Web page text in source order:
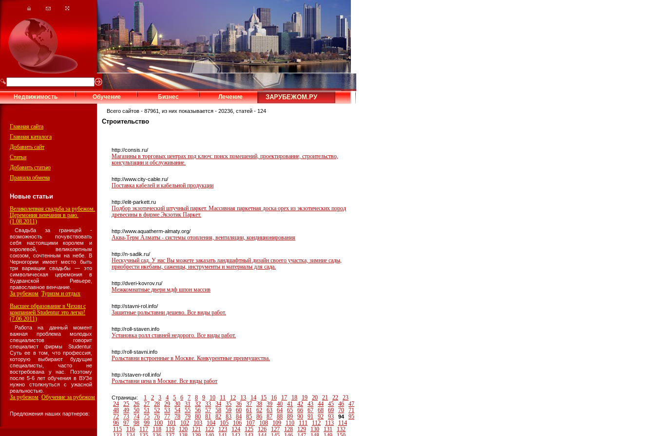
Недвижимость Обучение Бизнес Лечение ЗАРУБЕЖОМ.РУ
Главная сайта
Главная каталога
Добавить сайт
Статьи
Добавить статью
Правила обмена
Новые статьи
Великолепная свадьба за рубежом.
Церемония венчания в раю.
(1.08.2011)
Свадьба за границей -
возможность почувствовать
себя настоящими королем и
королевой, великолепным
союзом, сочтенным на небе. В
Черногории имеет место быть
три вариации свадьбы — это
символическая церемония в
Будванской Ривьере,
православное венчание.
За рубежом: Туризм и отдых
Высшее образование в Чехии с
компанией Studentur это легко!
(7.06.2011)
Работа на данный момент
важная проблема молодых
специалистов говорит
специалист фирмы Studentur.
Суть ее в том, что профессия,
которую выбирают будущие
специалисты, часто не
востребована у нас. Поэтому
после 5-6 лет обучения в ВУЗе
нужно столкнуться с ужасной
реальностью.
За рубежом: Обучение за рубежом
Предложения наших партнеров:
Всего сайтов - 87961, из них показывается - 20236, статей - 124
Строительство
http://consis.ru/
Магазины в торговых центрах под ключ: поиск помещений, проектирование, строительство,
консультации и обслуживание.
http://www.city-cable.ru/
Поставка кабелей и кабельной продукции
http://elit-parkett.ru
Подбор экзотический штучный паркет. Массивная паркетная доска орех из экзотических пород
древесины в фирме Экзотик Паркет.
http://www.aquatherm-almaty.org/
Аква-Терм Алматы - системы отопления, вентиляции, кондиционирования
http://n-sadik.ru/
Нескучный сад. У нас Вы можете заказать ландшафтный дизайн своего участка, зимние сады,
приобрести икебаны, саженцы, инструменты и материалы для сада.
http://dveri-kovrov.ru/
Межкомнатные двери мдф шпон массив
http://stavni-rol.info/
Защитные рольставни дешево. Все виды работ.
http://roll-staven.info
Установка ролл ставней недорого. Все виды работ.
http://roll-stavni.info
Рольставни встроенные в Москве. Конкурентные преимущества.
http://staven-roll.info/
Рольставни цена в Москве. Все виды работ
Страницы: 1 2 3 4 5 6 7 8 9 10 11 12 13 14 15 16 17 18 19 20 21 22
23
24
25 26 27 28 29 30 31 32 33 34 35 36 37 38 39 40 41 42 43 44 45 46
47
48
49 50 51 52 53 54 55 56 57 58 59 60 61 62 63 64 65 66 67 68 69 70
71
72
73 74 75 76 77 78 79 80 81 82 83 84 85 86 87 88 89 90 91 92 93 94
95
96
97 98 99 100 101 102 103 104 105 106 107 108 109 110 111 112 113
114
115
116 117 118 119 120 121 122 123 124 125 126 127 128 129 130 131
132